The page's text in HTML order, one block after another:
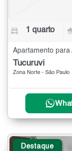
1 quarto
Apartamento para
Tucuruvi
Zona Norte - São Paulo
Destaque